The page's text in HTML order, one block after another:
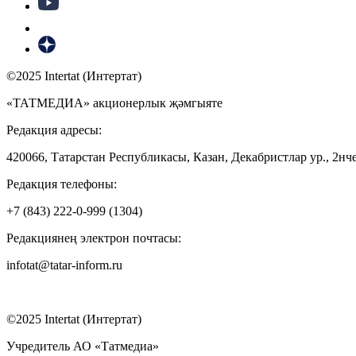
©2025 Intertat (Интертат)
«ТАТМЕДИА» акционерлык җәмгыяте
Редакция адресы:
420066, Татарстан Республикасы, Казан, Декабристлар ур.,
Редакция телефоны:
+7 (843) 222-0-999 (1304)
Редакциянең электрон почтасы:
infotat@tatar-inform.ru
©2025 Intertat (Интертат)
Учредитель АО «Татмедиа»